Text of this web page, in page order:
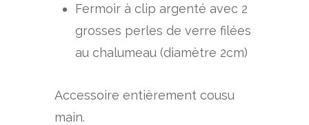
Fermoir à clip argenté avec 2
grosses perles de verre filées
au chalumeau (diamètre 2cm)
Accessoire entièrement cousu
main.